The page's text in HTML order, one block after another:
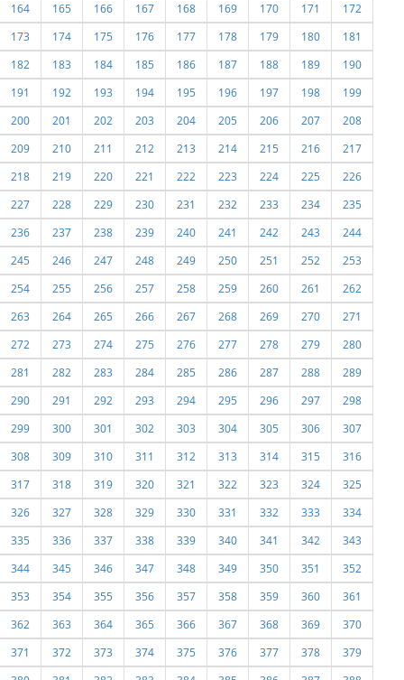
164
165 166 167 168 169 170 171
172
173
174 175 176 177 178 179 180
181
182
183 184 185 186 187 188 189
190
191
192 193 194 195 196 197 198
199
200
201 202 203 204 205 206 207
208
209
210 211 212 213 214 215 216
217
218
219 220 221 222 223 224 225
226
227
228 229 230 231 232 233 234
235
236
237 238 239 240 241 242 243
244
245
246 247 248 249 250 251 252
253
254
255 256 257 258 259 260 261
262
263
264 265 266 267 268 269 270
271
272
273 274 275 276 277 278 279
280
281
282 283 284 285 286 287 288
289
290
291 292 293 294 295 296 297
298
299
300 301 302 303 304 305 306
307
308
309 310 311 312 313 314 315
316
317
318 319 320 321 322 323 324
325
326
327 328 329 330 331 332 333
334
335
336 337 338 339 340 341 342
343
344
345 346 347 348 349 350 351
352
353
354 355 356 357 358 359 360
361
362
363 364 365 366 367 368 369
370
371
372 373 374 375 376 377 378
379